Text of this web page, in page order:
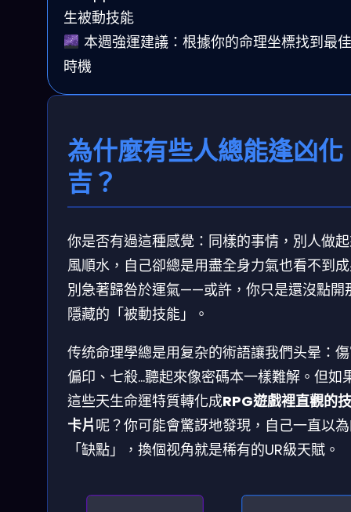
生被動技能
本週強運建議：根據你的命理坐標找到最
時機
為什麼有些人總能逢凶化
吉？
你是否有過這種感覺：同樣的事情，別人做
風順水，自己卻總是用盡全身力氣也看不到
別急著歸咎於運氣——或許，你只是還沒點開
隱藏的「被動技能」。
传统命理學總是用复杂的術語讓我們头晕：
偏印、七殺…聽起來像密碼本一樣難解。但如
這些天生命運特質轉化成RPG遊戲裡直觀的
卡片呢？你可能會驚訝地發現，自己一直以
「缺點」，換個视角就是稀有的UR級天賦。